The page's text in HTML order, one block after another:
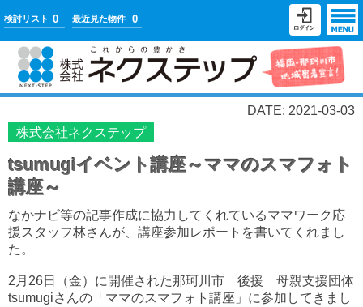
検討リスト 0 最近見た物件 0
DATE: 2021-03-03
株式会社ネクステップ
tsumugiイベント講座～ママのスマフォト
講座～
なかナビ等の記事作成に協力してくれているママワーク応
援スタッフ林さんが、講座参加レポートを書いてくれまし
た。
2月26日（金）に開催された那珂川市 後援 母親支援団体
tsumugiさんの「ママのスマフォト講座」に参加してきまし